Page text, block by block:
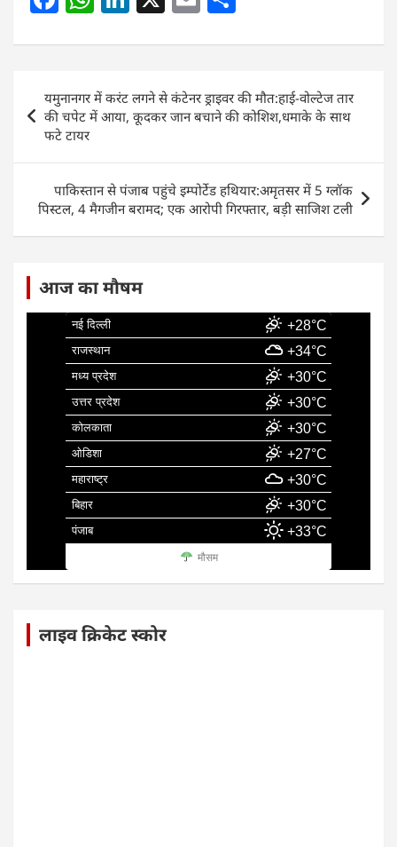
c
e
b
o
o
k
at
s
A
p
k
e
dI
ai
l
ar
e
navigation
यमुनानगर में करंट लगने से कंटेनर ड्राइवर की मौत:हाई-वोल्टेज तार
की चपेट में आया, कूदकर जान बचाने की कोशिश,धमाके के साथ
फटे टायर
पाकिस्तान से पंजाब पहुंचे इम्पोर्टेड हथियार:अमृतसर में 5 ग्लॉक
पिस्टल, 4 मैगजीन बरामद; एक आरोपी गिरफ्तार, बड़ी साजिश टली
आज का मौषम
नई दिल्ली +28°C
राजस्थान +34°C
मध्य प्रदेश +30°C
उत्तर प्रदेश +30°C
कोलकाता +30°C
ओडिशा +27°C
महाराष्ट्र +30°C
बिहार +30°C
पंजाब +33°C
मौसम
लाइव क्रिकेट स्कोर